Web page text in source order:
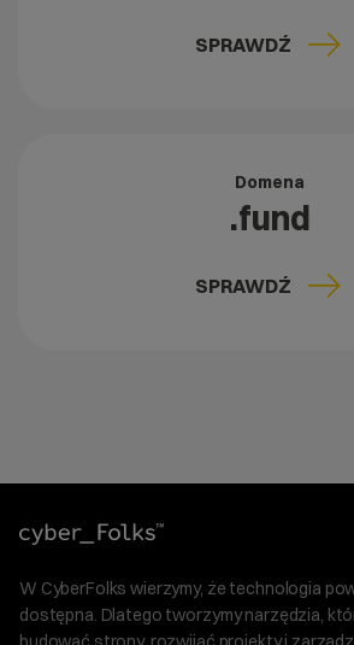
SPRAWDŹ
Domena
.fund
SPRAWDŹ
W CyberFolks wierzymy, że technologia
dostępna. Dlatego tworzymy narzędzia,